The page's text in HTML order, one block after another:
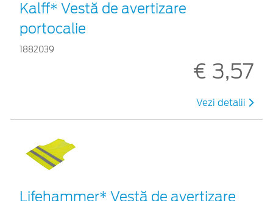
Kalff* Vestă de avertizare
portocalie
1882039
€ 3,57
Vezi detalii
Lifehammer* Vestă de avertizare